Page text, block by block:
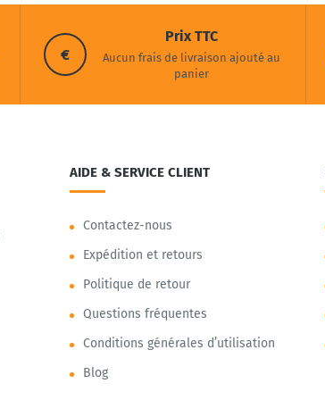
€
Prix TTC
Aucun frais de livraison ajouté au
panier
AIDE & SERVICE CLIENT
Contactez-nous
Expédition et retours
Politique de retour
Questions fréquentes
Conditions générales d’utilisation
Blog